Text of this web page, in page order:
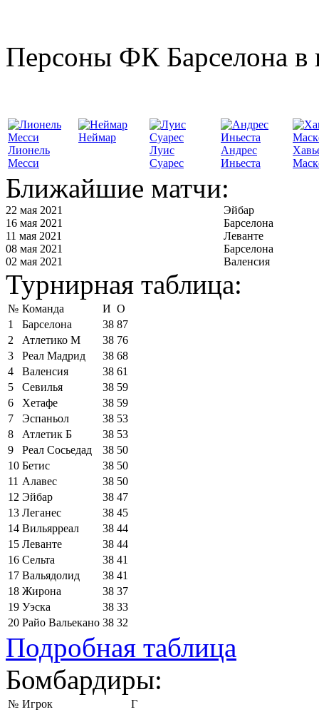
Персоны ФК Барселона в
Лионель
Месси
Неймар
Луис
Суарес
Андрес
Иньеста
Ближайшие матчи:
22 мая 2021
Эйбар
16 мая 2021
Барселона
11 мая 2021
Леванте
08 мая 2021
Барселона
02 мая 2021
Валенсия
Турнирная таблица:
№ Команда И О
1
Барселона 38 87
2
Атлетико М 38 76
3
Реал Мадрид 38 68
4
Валенсия 38 61
5
Севилья 38 59
6
Хетафе 38 59
7
Эспаньол 38 53
8
Атлетик Б 38 53
9
Реал Сосьедад 38 50
10 Бетис 38 50
11 Алавес 38 50
12 Эйбар 38 47
13 Леганес 38 45
14 Вильярреал 38 44
15 Леванте 38 44
16 Сельта 38 41
17 Вальядолид 38 41
18 Жирона 38 37
19 Уэска 38 33
20 Райо Вальекано 38 32
Подробная таблица
Бомбардиры:
№ Игрок
Г